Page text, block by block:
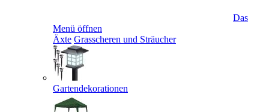
Das
Menü öffnen
Äxte Grasscheren und Sträucher
Gartendekorationen